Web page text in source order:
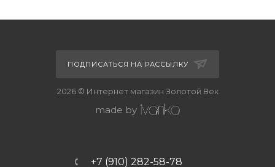
ПОДПИСАТЬСЯ НА РАССЫЛКУ
2026 © Интернет магазин Золотой Век
made by
+7 (910) 282-58-78